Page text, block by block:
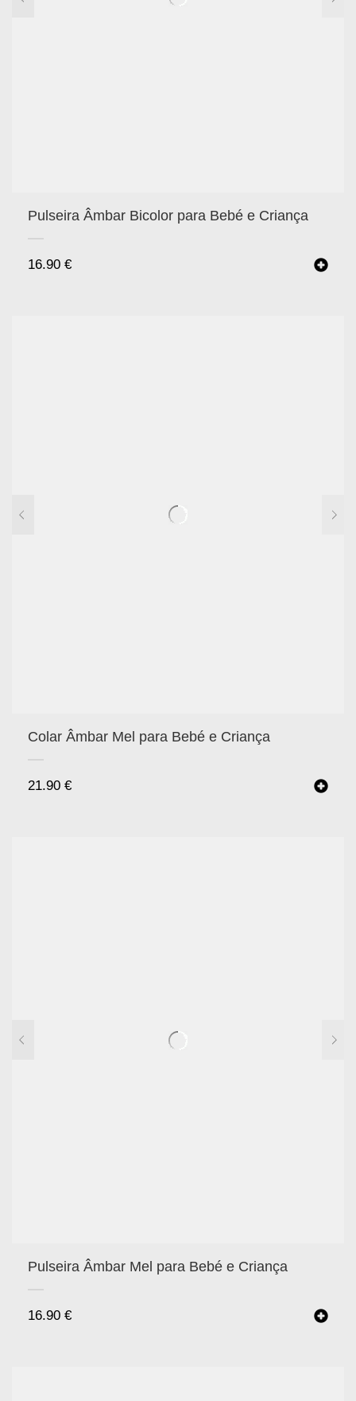
Pulseira Âmbar Bicolor para Bebé e Criança
16.90 €
Colar Âmbar Mel para Bebé e Criança
21.90 €
Pulseira Âmbar Mel para Bebé e Criança
16.90 €